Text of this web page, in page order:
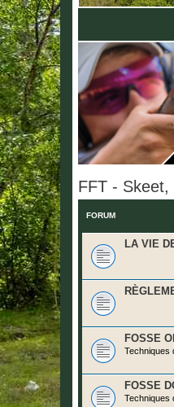
FFT - Skeet,
FORUM
LA VIE
FOSSE
Techniques
FOSSE
Techniques